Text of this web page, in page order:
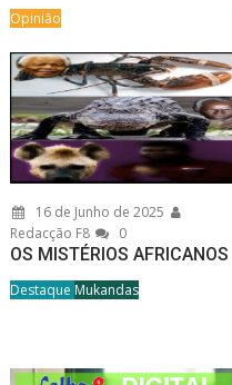
Opinião
16 de Junho de 2025
Redacção F8
0
OS MISTÉRIOS AFRICANOS
Destaque Mukandas